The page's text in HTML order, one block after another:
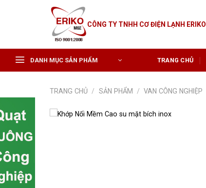
CÔNG TY TNHH CƠ ĐIỆN LẠNH ERIKO
DANH MỤC SẢN PHẨM TRANG CHỦ
TRANG CHỦ / SẢN PHẨM / VAN CÔNG NGHIỆP